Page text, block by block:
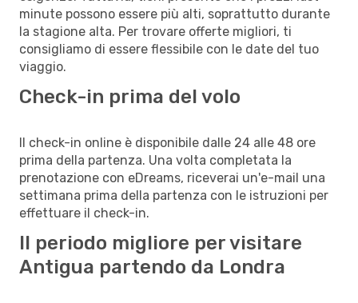
minute possono essere più alti, soprattutto durante
la stagione alta. Per trovare offerte migliori, ti
consigliamo di essere flessibile con le date del tuo
viaggio.
Check-in prima del volo
Il check-in online è disponibile dalle 24 alle 48 ore
prima della partenza. Una volta completata la
prenotazione con eDreams, riceverai un'e-mail una
settimana prima della partenza con le istruzioni per
effettuare il check-in.
Il periodo migliore per visitare
Antigua partendo da Londra